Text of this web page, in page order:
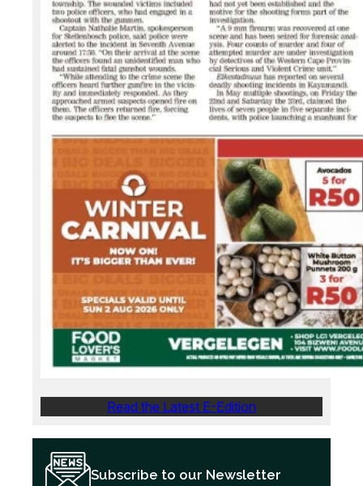
Read the Latest E-Edition
Subscribe to our Newsletter